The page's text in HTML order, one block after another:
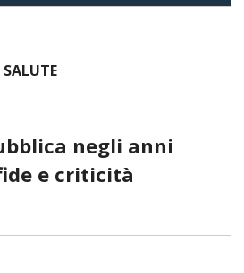
negli anni
e criticità